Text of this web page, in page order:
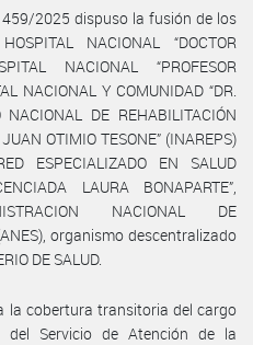
459/2025 dispuso la fusión de los
NACIONAL “DOCTOR
NACIONAL “PROFESOR
NACIONAL Y COMUNIDAD “DR.
NACIONAL DE REHABILITACIÓN
OTIMIO TESONE” (INAREPS)
ESPECIALIZADO EN SALUD
LAURA BONAPARTE”,
NACIONAL DE
organismo descentralizado
DE SALUD.
la cobertura transitoria del cargo
Servicio de Atención de la